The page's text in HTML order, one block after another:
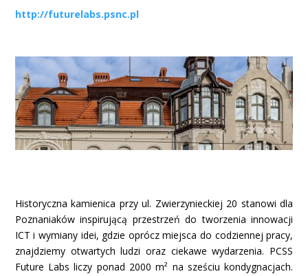
http://futurelabs.psnc.pl
Historyczna kamienica przy ul. Zwierzynieckiej 20 stanowi dla
Poznaniaków inspirującą przestrzeń do tworzenia innowacji
ICT i wymiany idei, gdzie oprócz miejsca do codziennej pracy,
znajdziemy otwartych ludzi oraz ciekawe wydarzenia. PCSS
Future Labs liczy ponad 2000 m² na sześciu kondygnacjach.